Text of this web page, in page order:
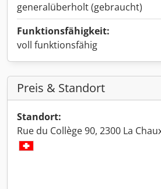
generalüberholt (gebraucht)
Funktionsfähigkeit:
voll funktionsfähig
Preis & Standort
Standort:
Rue du Collège 90, 2300 La